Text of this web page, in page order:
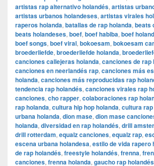
artistas rap alternativo holandés, artistas
artistas urbanos holandeses, artistas virales
raperos holanda, batallas de rap holanda, beats
beats holandeses, boef, boef habiba, boef
boef songs, boef viral, bokoesam, bokoesam
broederliefde, broederliefde holanda,
canciones callejeras holanda, canciones de rap
canciones en neerlandés rap, canciones más
holanda, canciones más reproducidas rap
tendencia rap holandés, canciones virales rap
canciones, cho rapper, colaboraciones rap
rap holanda, cultura hip hop holanda, cultura
urbana holanda, dion mase, dion mase
holanda, diversidad en rap holandés, drill
drill rotterdam, equalz canciones, equalz rap,
escena urbana holandesa, estilo de vida rapero
de rap holandés, freestyle holandés, frenna,
canciones, frenna holanda, gaucho rap holandés